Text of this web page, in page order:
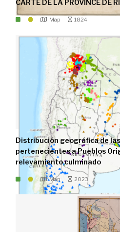
CARTE DE LA PROVINCE DE
Map 1824
Distribución geográfica de
pertenecientes a Pueblos
relevamiento culminado
Map 2023